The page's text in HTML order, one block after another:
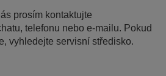
prosím kontaktujte
telefonu nebo e-mailu. Pokud
vyhledejte servisní středisko.